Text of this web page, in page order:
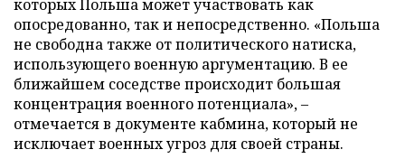
которых Польша может участвовать как
опосредованно, так и непосредственно. «Польша
не свободна также от политического натиска,
использующего военную аргументацию. В ее
ближайшем соседстве происходит большая
концентрация военного потенциала», –
отмечается в документе кабмина, который не
исключает военных угроз для своей страны.